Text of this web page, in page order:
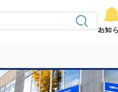
お知